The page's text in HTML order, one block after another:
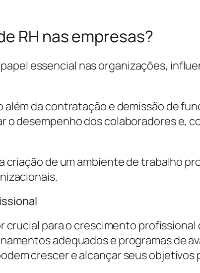
RH nas empresas?
essencial nas organizações,
além da contratação e demissão de
o desempenho dos colaboradores e,
de um ambiente de trabalho
crucial para o crescimento
adequados e programas de
crescer e alcançar seus objetivos